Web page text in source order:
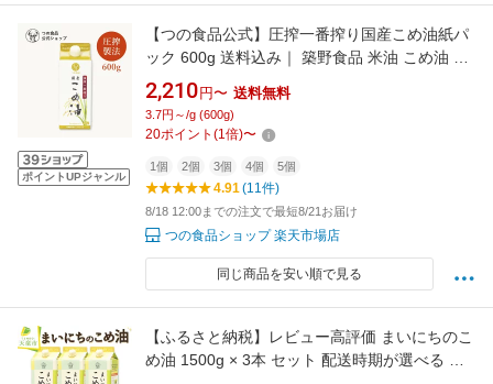
ポイントUPジャンル
【つの食品公式】圧搾一番搾り国産こめ油紙パ
ック 600g 送料込み｜ 築野食品 米油 こめ油 圧
搾 溶剤不使用 国産 植物油 調理油 食用油 調味
料 オリザノール ビタミンE TSUNO
2,210 円〜 送料無料
3.7円～/g (600g)
20ポイント (1倍)〜
1個 2個 3個 4個 5個
4.91(11件)
8/18 12:00までの注文で最短8/21お届け
つの食品ショップ 楽天市場店
同じ商品を安い順で見る
【ふるさと納税】レビュー高評価 まいにちのこ
め油 1500g × 3本 セット 配送時期が選べる 発